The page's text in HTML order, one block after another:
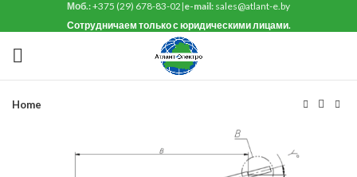
Моб.:+375 (29) 678-83-02 |e-mail: sales@atlant-e.by
Сотрудничаем только с юридическими лицами.
Home